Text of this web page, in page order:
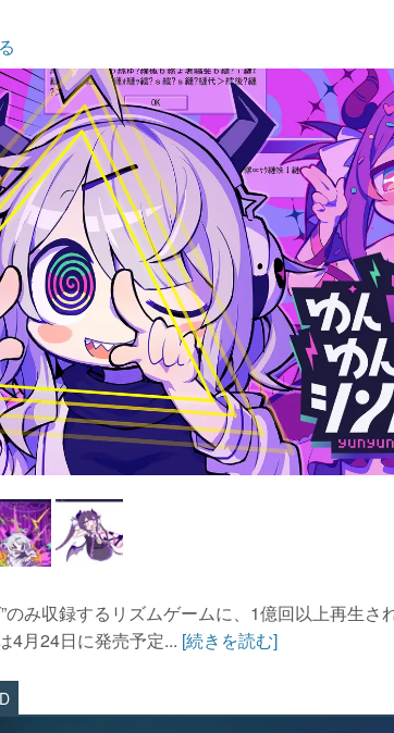
のみ収録するリズムゲームに、1億回以上再生
4月24日に発売予定... [続きを読む]